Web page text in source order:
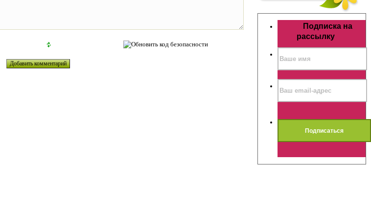
Подписка на
рассылку